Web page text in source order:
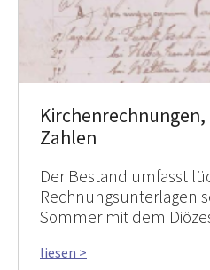
Zahlen
Der Bestand umfasst
Rechnungsunterlagen
Sommer mit dem
liesen >